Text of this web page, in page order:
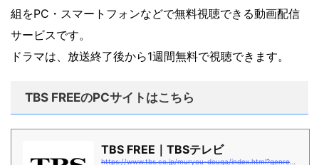
組をPC・スマートフォンなどで無料視聴できる動画配信
サービスです。
ドラマは、放送終了後から1週間無料で視聴できます。
TBS FREEのPCサイトはこちら
TBS FREE｜TBSテレビ